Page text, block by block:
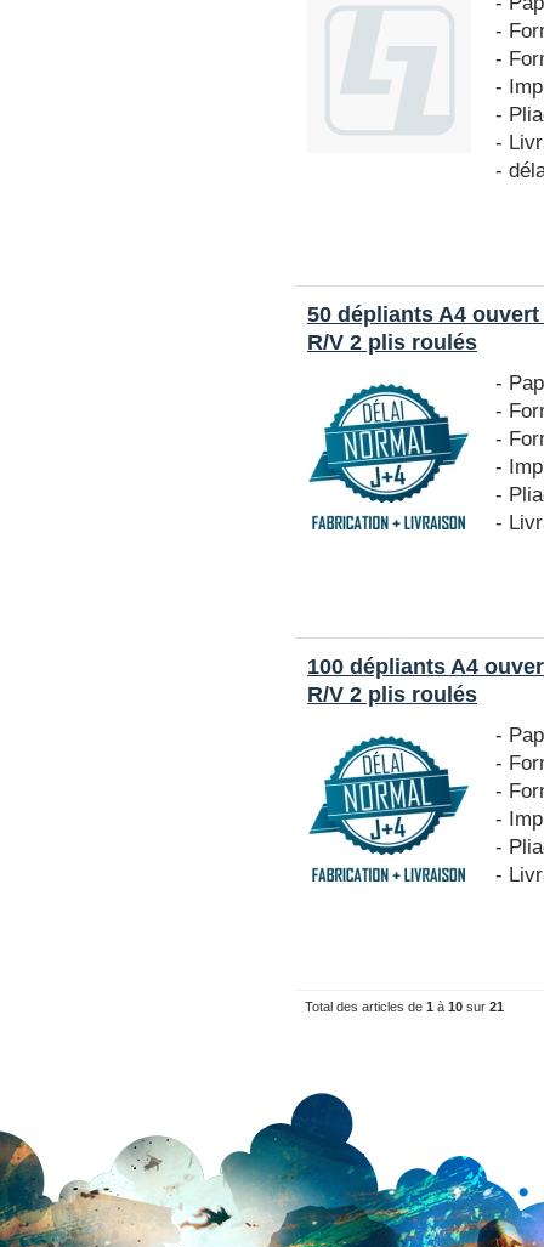
-
-
-
-
-
-
50 dépliants A4
R/V 2 plis roulés
-
-
-
-
-
-
100 dépliants A4
R/V 2 plis roulés
-
-
-
-
-
-
Total des articles de 1 à 10 sur 21